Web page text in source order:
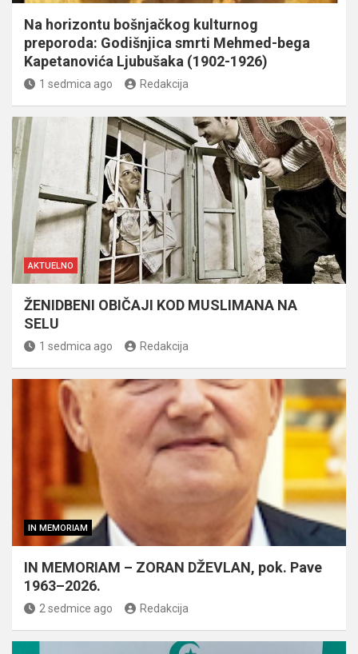
Na horizontu bošnjačkog kulturnog
preporoda: Godišnjica smrti Mehmed-bega
Kapetanovića Ljubušaka (1902-1926)
1 sedmica ago Redakcija
AKTUELNO
ŽENIDBENI OBIČAJI KOD MUSLIMANA NA
SELU
1 sedmica ago Redakcija
IN MEMORIAM
IN MEMORIAM – ZORAN DŽEVLAN, pok. Pave
1963–2026.
2 sedmice ago Redakcija